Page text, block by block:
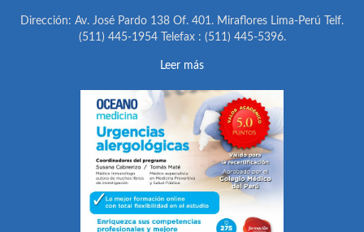
Dirección: Av. José Pardo 138 Of. 401. Miraflores Lima-Perú Telf.
(511) 445-1954 Telefax : (511) 445-5396.
Leer más